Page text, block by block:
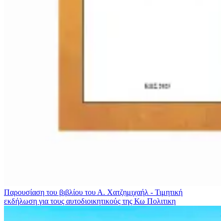
Παρουσίαση του βιβλίου του Α. Χατζημιχαήλ - Τιμητική
εκδήλωση για τους αυτοδιοικητικούς της Κω Πολιτικη